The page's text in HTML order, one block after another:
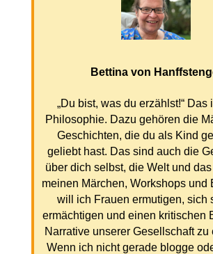
Bettina von
„Du bist, was du erzählst!“ Das
Philosophie. Dazu gehören die
Geschichten, die du als Kind
geliebt hast. Das sind auch die
über dich selbst, die Welt und
meinen Märchen, Workshops und
will ich Frauen ermutigen, sich
ermächtigen und einen kritischen
Narrative unserer Gesellschaft zu
Wenn ich nicht gerade blogge